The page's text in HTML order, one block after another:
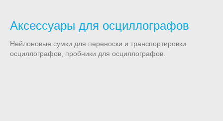
Аксессуары для осциллографов
Нейлоновые сумки для переноски и транспортировки
осциллографов, пробники для осциллографов.